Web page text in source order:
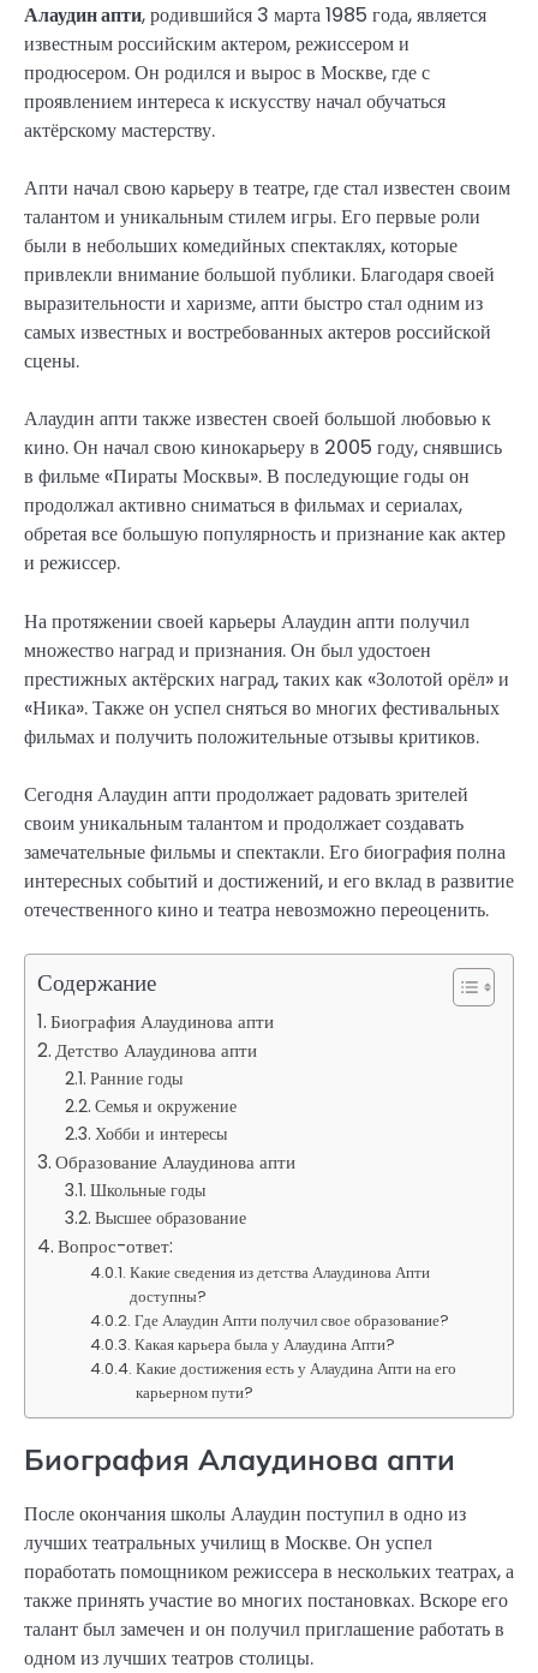
Алаудин апти, родившийся 3 марта 1985 года, является
известным российским актером, режиссером и
продюсером. Он родился и вырос в Москве, где с
проявлением интереса к искусству начал обучаться
актёрскому мастерству.
Апти начал свою карьеру в театре, где стал известен своим
талантом и уникальным стилем игры. Его первые роли
были в небольших комедийных спектаклях, которые
привлекли внимание большой публики. Благодаря своей
выразительности и харизме, апти быстро стал одним из
самых известных и востребованных актеров российской
сцены.
Алаудин апти также известен своей большой любовью к
кино. Он начал свою кинокарьеру в 2005 году, снявшись
в фильме «Пираты Москвы». В последующие годы он
продолжал активно сниматься в фильмах и сериалах,
обретая все большую популярность и признание как актер
и режиссер.
На протяжении своей карьеры Алаудин апти получил
множество наград и признания. Он был удостоен
престижных актёрских наград, таких как «Золотой орёл» и
«Ника». Также он успел сняться во многих фестивальных
фильмах и получить положительные отзывы критиков.
Сегодня Алаудин апти продолжает радовать зрителей
своим уникальным талантом и продолжает создавать
замечательные фильмы и спектакли. Его биография полна
интересных событий и достижений, и его вклад в развитие
отечественного кино и театра невозможно переоценить.
Содержание
Биография Алаудинова апти
Детство Алаудинова апти
Ранние годы
Семья и окружение
Хобби и интересы
Образование Алаудинова апти
Школьные годы
Высшее образование
Вопрос-ответ:
Какие сведения из детства Алаудинова Апти
доступны?
Где Алаудин Апти получил свое образование?
Какая карьера была у Алаудина Апти?
Какие достижения есть у Алаудина Апти на его
карьерном пути?
Биография Алаудинова апти
После окончания школы Алаудин поступил в одно из
лучших театральных училищ в Москве. Он успел
поработать помощником режиссера в нескольких театрах, а
также принять участие во многих постановках. Вскоре его
талант был замечен и он получил приглашение работать в
одном из лучших театров столицы.